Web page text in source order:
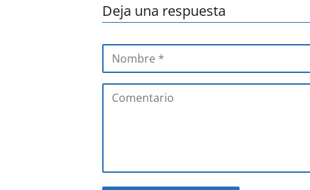
Deja una respuesta